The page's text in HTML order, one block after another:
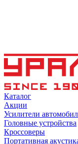
Каталог
Акции
Усилители
Головные устройства
Кроссоверы
Портативная